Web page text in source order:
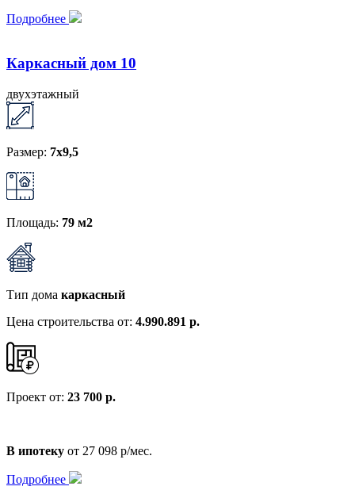
Подробнее
Каркасный дом 10
двухэтажный
Размер: 7х9,5
Площадь: 79 м2
Тип дома каркасный
Цена строительства от: 4.990.891 р.
Проект от: 23 700 р.
В ипотеку от 27 098 р/мес.
Подробнее